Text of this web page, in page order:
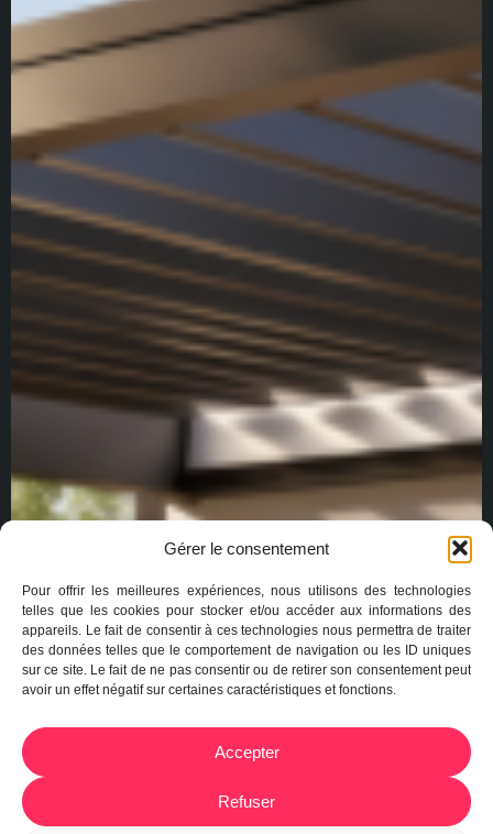
Gérer le consentement
Pour offrir les meilleures expériences, nous utilisons des technologies
telles que les cookies pour stocker et/ou accéder aux informations des
appareils. Le fait de consentir à ces technologies nous permettra de traiter
des données telles que le comportement de navigation ou les ID uniques
sur ce site. Le fait de ne pas consentir ou de retirer son consentement peut
avoir un effet négatif sur certaines caractéristiques et fonctions.
Accepter
Refuser